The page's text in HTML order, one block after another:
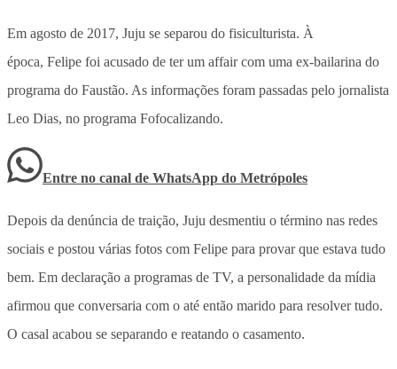
Em agosto de 2017, Juju se separou do fisiculturista. À
época, Felipe foi acusado de ter um affair com uma ex-bailarina do
programa do Faustão. As informações foram passadas pelo jornalista
Leo Dias, no programa Fofocalizando.
Entre no canal de WhatsApp do Metrópoles
Depois da denúncia de traição, Juju desmentiu o término nas redes
sociais e postou várias fotos com Felipe para provar que estava tudo
bem. Em declaração a programas de TV, a personalidade da mídia
afirmou que conversaria com o até então marido para resolver tudo.
O casal acabou se separando e reatando o casamento.